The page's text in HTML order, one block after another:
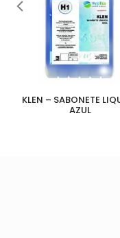
KLEN – SABONETE
AZUL